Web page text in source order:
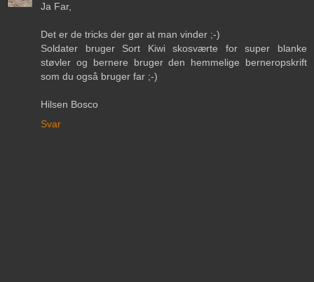
Ja Far,
Det er de tricks der gør at man vinder ;-)
Soldater bruger Sort Kiwi skosværte for super blanke
støvler og bernere bruger den hemmelige berneropskrift
som du også bruger far ;-)
Hilsen Bosco
Svar